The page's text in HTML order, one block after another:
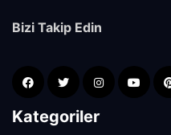
Bizi Takip Edin
Kategoriler